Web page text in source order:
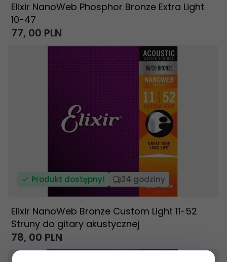
Elixir NanoWeb Phosphor Bronze Extra Light
10-47
77, 00 PLN
Produkt dostępny! 24 godziny
Elixir NanoWeb Bronze Custom Light 11-52
Struny do gitary akustycznej
78, 00 PLN